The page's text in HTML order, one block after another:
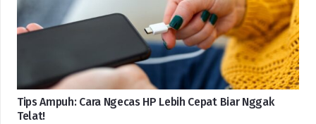
Tips Ampuh: Cara Ngecas HP Lebih Cepat Biar Nggak
Telat!